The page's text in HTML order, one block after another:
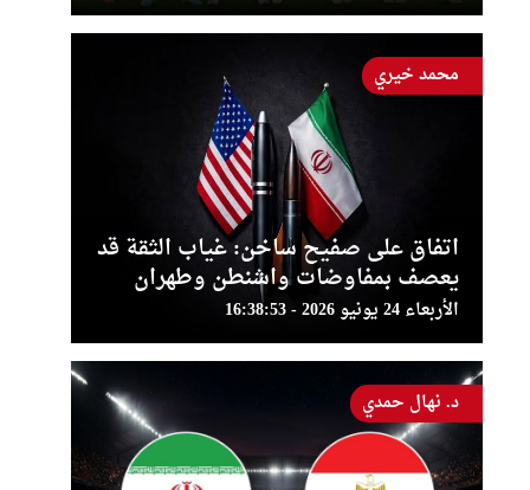
اتفاق على صفيح ساخن: غياب الثقة قد
يعصف بمفاوضات واشنطن وطهران
الأربعاء 24 يونيو 2026 - 16:38:53
محمد خيري
د. نهال حمدي